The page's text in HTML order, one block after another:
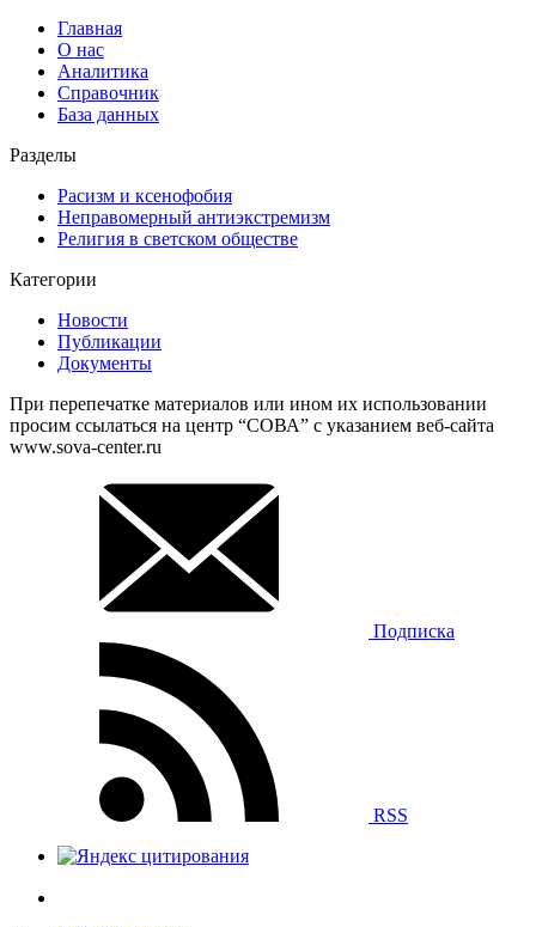
Главная
О нас
Аналитика
Справочник
База данных
Разделы
Расизм и ксенофобия
Неправомерный антиэкстремизм
Религия в светском обществе
Категории
Новости
Публикации
Документы
При перепечатке материалов или ином их использовании
просим ссылаться на центр “СОВА” с указанием веб-сайта
www.sova-center.ru
Подписка
RSS